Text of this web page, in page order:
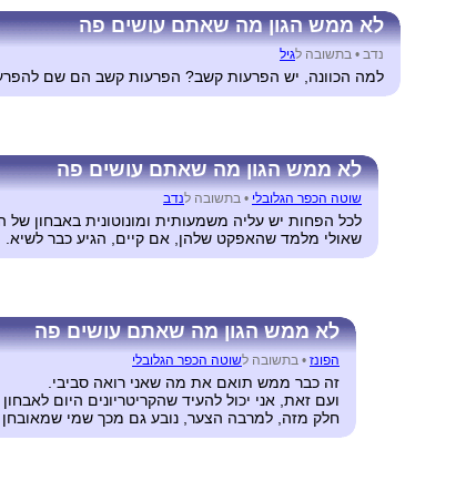
לא ממש הגון מה שאתם עושים פה
נדב • בתשובה לגיל
למה הכוונה, יש הפרעות קשב? הפרעות קשב הם שם
לא ממש הגון מה שאתם עושים פה
שוטה הכפר הגלובלי • בתשובה לנדב
לכל הפחות יש עליה משמעותית ומונוטונית באבחון של
שאולי מלמד שהאפקט שלהן, אם קיים, הגיע כבר לשיא.
לא ממש הגון מה שאתם עושים פה
הפונז • בתשובה לשוטה הכפר הגלובלי
זה כבר ממש תואם את מה שאני רואה סביבי.
ועם זאת, אני יכול להעיד שהקריטריונים היום
חלק מזה, למרבה הצער, נובע גם מכך שמי שמאובחן